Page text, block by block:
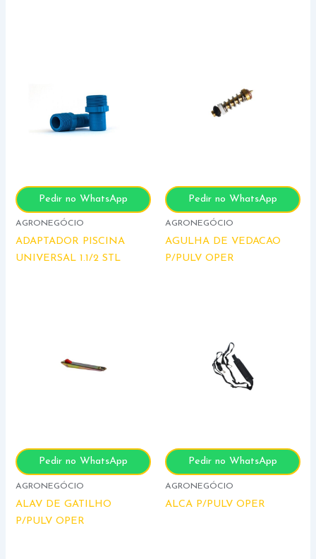
Pedir no WhatsApp
AGRONEGÓCIO
ADAPTADOR PISCINA
UNIVERSAL 1.1/2 STL
Pedir no WhatsApp
AGRONEGÓCIO
AGULHA DE VEDACAO
P/PULV OPER
Pedir no WhatsApp
AGRONEGÓCIO
ALAV DE GATILHO
P/PULV OPER
Pedir no WhatsApp
AGRONEGÓCIO
ALCA P/PULV OPER